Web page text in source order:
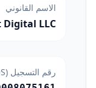
الاسم القانوني
Digital LLC
رقم التسجيل (NM SOS)